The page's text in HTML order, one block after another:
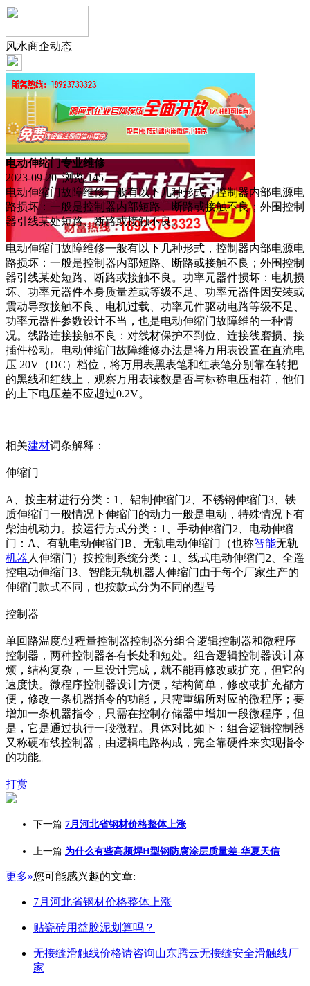
风水商企动态
电动伸缩门专业维修
2023-09-20 浏览:145
电动伸缩门故障维修一般有以下几种形式，控制器内部电源电
路损坏：一般是控制器内部短路、断路或接触不良；外围控制
器引线某处短路、断路或接触不良。
电动伸缩门故障维修一般有以下几种形式，控制器内部电源电
路损坏：一般是控制器内部短路、断路或接触不良；外围控制
器引线某处短路、断路或接触不良。功率元器件损坏：电机损
坏、功率元器件本身质量差或等级不足、功率元器件因安装或
震动导致接触不良、电机过载、功率元件驱动电路等级不足、
功率元器件参数设计不当，也是电动伸缩门故障维的一种情
况。线路连接接触不良：对线材保护不到位、连接线磨损、接
插件松动。电动伸缩门故障维修办法是将万用表设置在直流电
压 20V（DC）档位，将万用表黑表笔和红表笔分别靠在转把
的黑线和红线上，观察万用表读数是否与标称电压相符，他们
的上下电压差不应超过0.2V。
相关建材词条解释：
伸缩门
A、按主材进行分类：1、铝制伸缩门2、不锈钢伸缩门3、铁
质伸缩门一般情况下伸缩门的动力一般是电动，特殊情况下有
柴油机动力。按运行方式分类：1、手动伸缩门2、电动伸缩
门：A、有轨电动伸缩门B、无轨电动伸缩门（也称智能无轨
机器 人伸缩门）按控制系统分类：1、线式电动伸缩门2、全遥
控电动伸缩门3、智能无轨机器人伸缩门由于每个厂家生产的
伸缩门款式不同，也按款式分为不同的型号
控制器
单回路温度/过程量控制器控制器分组合逻辑控制器和微程序
控制器，两种控制器各有长处和短处。组合逻辑控制器设计麻
烦，结构复杂，一旦设计完成，就不能再修改或扩充，但它的
速度快。微程序控制器设计方便，结构简单，修改或扩充都方
便，修改一条机器指令的功能，只需重编所对应的微程序；要
增加一条机器指令，只需在控制存储器中增加一段微程序，但
是，它是通过执行一段微程。具体对比如下：组合逻辑控制器
又称硬布线控制器，由逻辑电路构成，完全靠硬件来实现指令
的功能。
打赏
下一篇:7月河北省钢材价格整体上涨
上一篇:为什么有些高频焊H型钢防腐涂层质量差-华夏天信
更多»您可能感兴趣的文章:
7月河北省钢材价格整体上涨
贴瓷砖用益胶泥划算吗？
无接缝滑触线价格请咨询山东腾云无接缝安全滑触线厂
家